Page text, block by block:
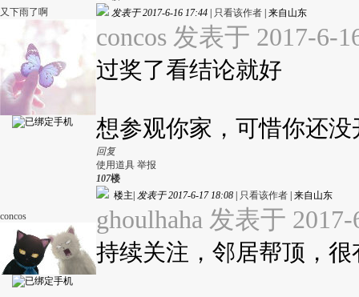
又下雨了啊
发表于 2017-6-16 17:44
只看该作者 来自山东
concos 发表于 2017-6-
过奖了看结论就好
想参观你家，可惜你还没
回复
使用道具 举报
concos
107楼
楼主 发表于 2017-6-17 18:08 只看该作者 来自山东
ghoulhaha 发表于
持续关注，邻居帮顶，